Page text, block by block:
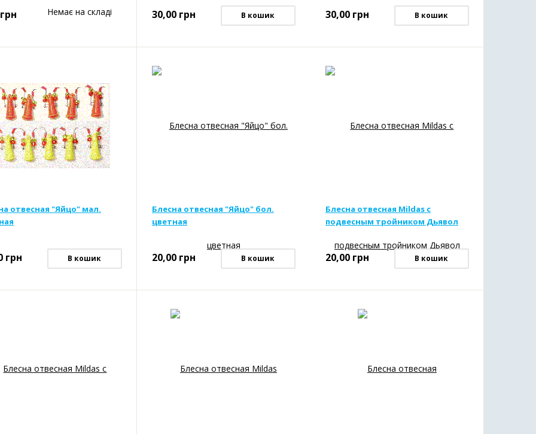
грн Немає на складі 30,00 грн В кошик 30,00 грн В кошик
отвесная "Яйцо" мал.
грн В кошик
Блесна отвесная "Яйцо" бол.
цветная
20,00 грн В кошик
Блесна отвесная Mildas с
подвесным тройником Дьявол
20,00 грн В кошик